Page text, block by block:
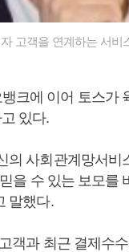
고객을 연계하는 서비
크에 이어 토스가
있다.
의 사회관계망서비
을 수 있는 보모
말했다.
객과 최근 결제수